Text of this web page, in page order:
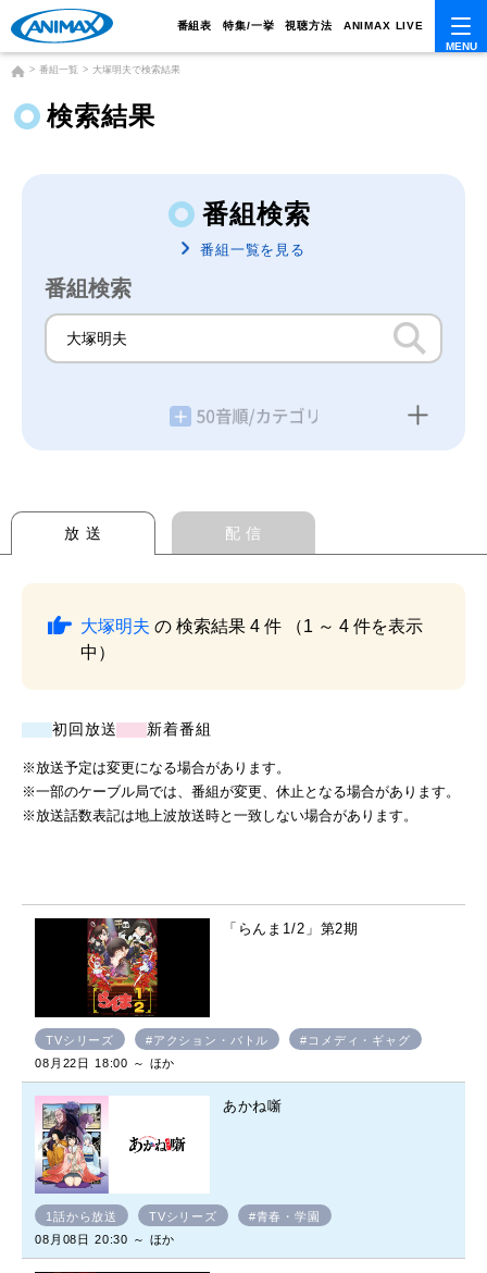
番組表 特集/一挙 視聴方法 ANIMAX LIVE
番組一覧 大塚明夫で検索結果
検索結果
番組検索
番組一覧を見る
番組検索
放 送 配 信
大塚明夫 の 検索結果 4 件 （1 ～ 4 件を表示
中）
初回放送 新着番組
※放送予定は変更になる場合があります。
※一部のケーブル局では、番組が変更、休止となる場合があります。
※放送話数表記は地上波放送時と一致しない場合があります。
「らんま1/2」第2期
TVシリーズ #アクション・バトル
#コメディ・ギャグ
08月22日 18:00 ～ ほか
あかね噺
1話から放送 TVシリーズ
#青春・学園
08月08日 20:30 ～ ほか